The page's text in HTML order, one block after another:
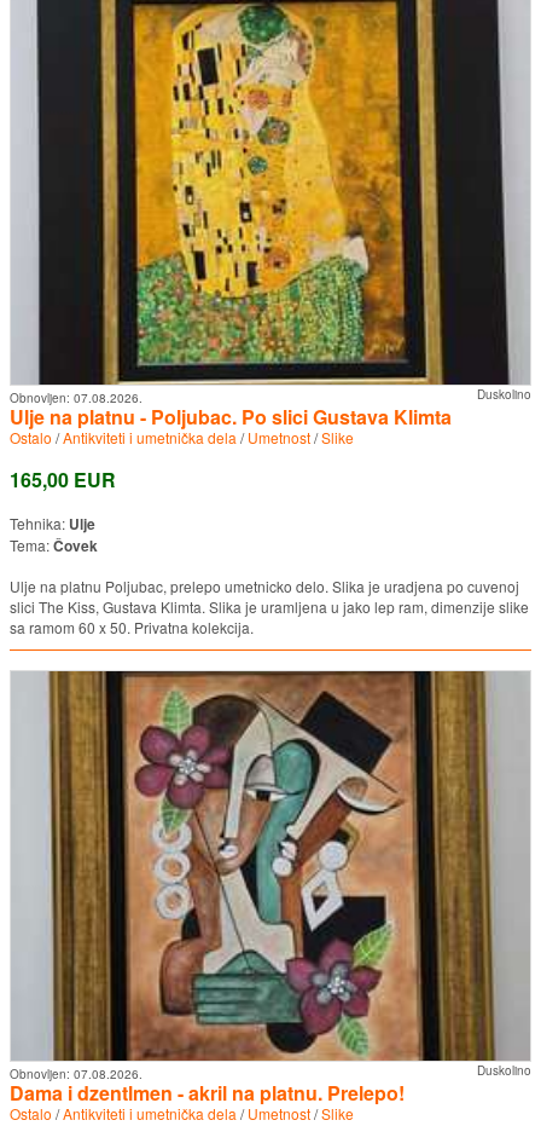
Duskolino
Obnovljen: 07.08.2026.
Ulje na platnu - Poljubac. Po slici Gustava Klimta
Ostalo /Antikviteti i umetnička dela /Umetnost/Slike
165,00 EUR
Tehnika: Ulje
Tema:Čovek
Ulje na platnu Poljubac, prelepo umetnicko delo. Slika je uradjena po cuvenoj
slici The Kiss, Gustava Klimta. Slika je uramljena u jako lep ram, dimenzije slike
sa ramom 60 x 50. Privatna kolekcija.
Duskolino
Obnovljen: 07.08.2026.
Dama i dzentlmen - akril na platnu. Prelepo!
Ostalo /Antikviteti i umetnička dela /Umetnost/Slike